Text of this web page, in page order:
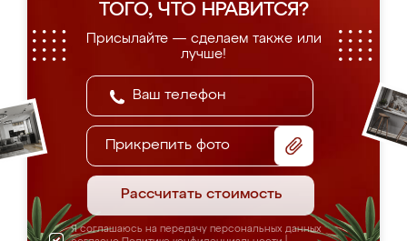
ТОГО, ЧТО НРАВИТСЯ?
Присылайте — сделаем также или
лучше!
Прикрепить фото
Рассчитать стоимость
Я соглашаюсь на передачу персональных данных